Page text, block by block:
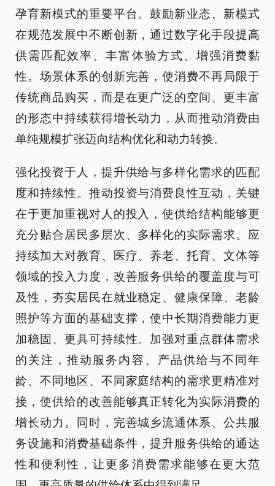
孕育新模式的重要平台。鼓励新业态、新模式
在规范发展中不断创新，通过数字化手段提高
供需匹配效率、丰富体验方式、增强消费黏
性。场景体系的创新完善，使消费不再局限于
传统商品购买，而是在更广泛的空间、更丰富
的形态中持续获得增长动力，从而推动消费由
单纯规模扩张迈向结构优化和动力转换。
强化投资于人，提升供给与多样化需求的匹配
度和持续性。推动投资与消费良性互动，关键
在于更加重视对人的投入，使供给结构能够更
充分贴合居民多层次、多样化的实际需求。应
持续加大对教育、医疗、养老、托育、文体等
领域的投入力度，改善服务供给的覆盖度与可
及性，夯实居民在就业稳定、健康保障、老龄
照护等方面的基础支撑，使中长期消费能力更
加稳固、更具可持续性。加强对重点群体需求
的关注，推动服务内容、产品供给与不同年
龄、不同地区、不同家庭结构的需求更精准对
接，使供给的改善能够真正转化为实际消费的
增长动力。同时，完善城乡流通体系、公共服
务设施和消费基础条件，提升服务供给的通达
性和便利性，让更多消费需求能够在更大范